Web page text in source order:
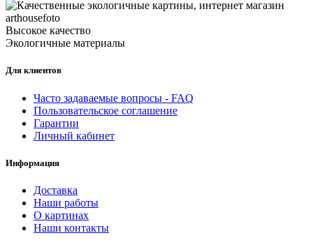
Высокое качество
Экологичные материалы
Для клиентов
Часто задаваемые вопросы - FAQ
Пользовательское соглашение
Гарантии
Личный кабинет
Информация
Доставка
Наши работы
О картинах
Наши контакты